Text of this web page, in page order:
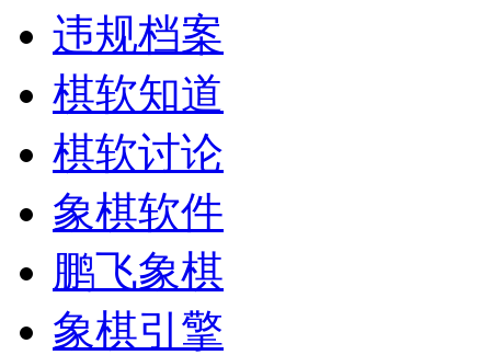
违规档案
棋软知道
棋软讨论
象棋软件
鹏飞象棋
象棋引擎